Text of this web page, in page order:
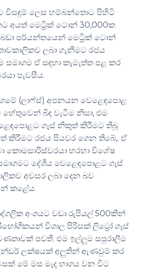
විසඳුම් ලෙස හම්බන්තොට පිහිටි
අයත් මෙට්‍රික් ටොන් 30,000ක
පර්යන්තයෙන් මෙට්‍රික් ටොන්
ලබා ගැනීමට රජය
සමාගම ඒ සඳහා කැමැත්ත පළ කර
පැවසීය.
(ලාෆ්ස්) අපනයන වෙළෙඳපොළ
හේතුවෙන් බිඳ වැටීම නිසා, එම
ගෑස් නිකුත් කිරීමට තිබූ
කිරීමට රජය පියවර ගෙන තිබේ,. ඒ
කොමසාරිස්වරයා හරහා විශේෂ
දේශීය වෙළෙඳපොළට ගෑස්
අවසර ලබා දෙන බව
කළේය.
අංශයට වඩා රුපියල් 500කින්
විශාල පිරිසක් ලිට්‍රෝ ගෑස්
පවතී. එම ඉල්ලුම සපුරාලීම
ලක්ෂයක් අලුතින් ඇණවුම් කර
මේ මස මැද භාගය වන විට